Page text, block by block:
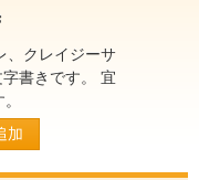
、クレイジーサ
書きです。 宜
加